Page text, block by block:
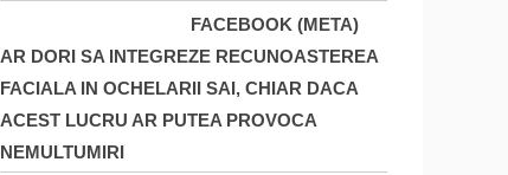
FACEBOOK (META)
AR DORI SA INTEGREZE RECUNOASTEREA
FACIALA IN OCHELARII SAI, CHIAR DACA
ACEST LUCRU AR PUTEA PROVOCA
NEMULTUMIRI